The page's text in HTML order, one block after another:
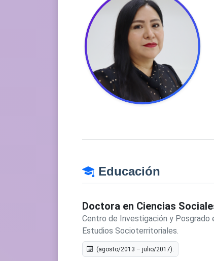
Educación
Doctora en Ciencias
Centro de Investigación y Posgrado
Estudios Socioterritoriales.
(agosto/2013 – julio/2017).